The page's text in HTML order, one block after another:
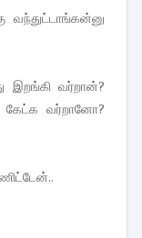
வந்துட்டாங்கன்னு
இறங்கி வர்றான்?
வர்றானோ?